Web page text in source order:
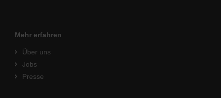
Mehr erfahren
Über uns
Jobs
Presse